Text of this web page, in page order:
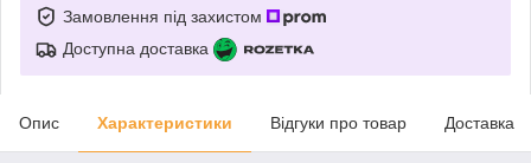
Замовлення під захистом
Доступна доставка
Опис Характеристики Відгуки про товар Доставка